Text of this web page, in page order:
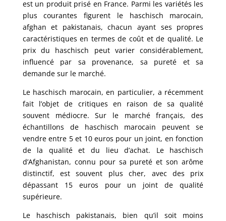
est un produit prisé en France. Parmi les variétés les
plus courantes figurent le haschisch marocain,
afghan et pakistanais, chacun ayant ses propres
caractéristiques en termes de coût et de qualité. Le
prix du haschisch peut varier considérablement,
influencé par sa provenance, sa pureté et sa
demande sur le marché.
Le haschisch marocain, en particulier, a récemment
fait l’objet de critiques en raison de sa qualité
souvent médiocre. Sur le marché français, des
échantillons de haschisch marocain peuvent se
vendre entre 5 et 10 euros pour un joint, en fonction
de la qualité et du lieu d’achat. Le haschisch
d’Afghanistan, connu pour sa pureté et son arôme
distinctif, est souvent plus cher, avec des prix
dépassant 15 euros pour un joint de qualité
supérieure.
Le haschisch pakistanais, bien qu’il soit moins